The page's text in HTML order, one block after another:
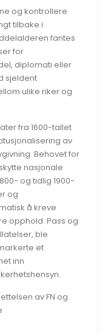
og kontrollere
tilbake i
fantes
for
diplomati eller
sjeldent
ulike riker og
fra 1600-tallet
av
Behovet for
nasjonale
og tidlig 1900-
og
å kreve
opphold. Pass og
ble
et
inn
av FN og